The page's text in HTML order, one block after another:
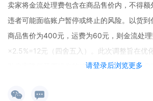
请登录后浏览更多
卖家将金流处理费包含在商品售价内，不得额
违者可能面临账户暂停或终止的风险。以货
商品售价为400元，运费为60元，则金流处
×2.5%=12元（四舍五入）。此次调整旨在优
助卖家降低开票操作的成本，但也可能增加卖